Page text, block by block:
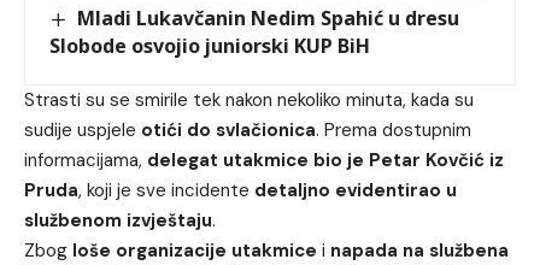
Mladi Lukavčanin Nedim Spahić u dresu
Slobode osvojio juniorski KUP BiH
Strasti su se smirile tek nakon nekoliko minuta, kada su
sudije uspjele otići do svlačionica. Prema dostupnim
informacijama, delegat utakmice bio je Petar Kovčić iz
Pruda, koji je sve incidente detaljno evidentirao u
službenom izvještaju.
Zbog loše organizacije utakmice i napada na službena